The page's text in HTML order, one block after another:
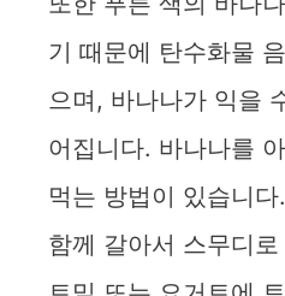
기 때문에 탄수화물
으며, 바나나가 익을
어집니다. 바나나를
먹는 방법이 있습니
함께 갈아서 스무디